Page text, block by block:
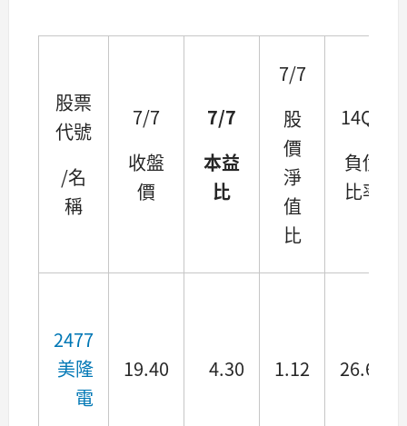
股票
代號
/名
稱
7/7
收盤
價
7/7
本益
比
7/7
股
價
淨
值
比
14Q1
負債
比率
2477
美隆
電
19.40 4.30 1.12 26.62